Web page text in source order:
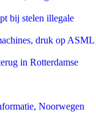
bij stelen illegale
druk op ASML
in Rotterdamse
Noorwegen